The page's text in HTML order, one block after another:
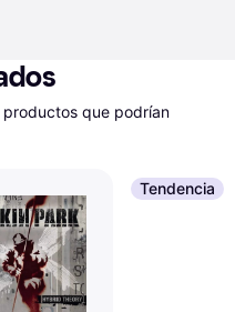
productos que podrían
Tendencia